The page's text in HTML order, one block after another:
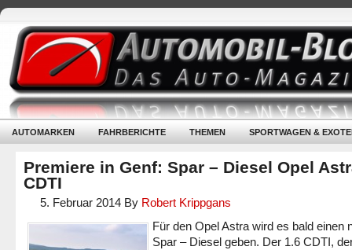
AUTOMARKEN FAHRBERICHTE THEMEN SPORTWAGEN &
Premiere in Genf: Spar – Diesel Opel
CDTI
5. Februar 2014 By Robert Krippgans
Für den Opel Astra wird es bald einen
Spar – Diesel geben. Der 1.6 CDTI,